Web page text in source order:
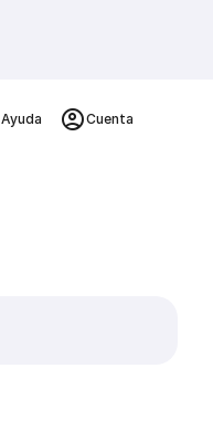
Ayuda Cuenta